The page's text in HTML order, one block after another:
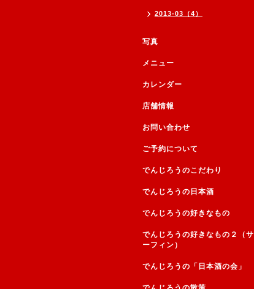
2013-03（4）
写真
メニュー
カレンダー
店舗情報
お問い合わせ
ご予約について
でんじろうのこだわり
でんじろうの日本酒
でんじろうの好きなもの
でんじろうの好きなもの２（サ
ーフィン）
でんじろうの「日本酒の会」